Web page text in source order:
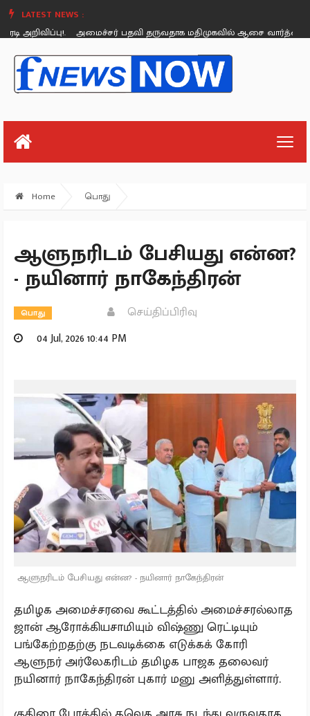
LATEST NEWS :
அமைச்சர் பதவி தருவதாக மதிமுகவில் ஆசை வார்த்தை
Friday, August 26
Home பொது
ஆளுநரிடம் பேசியது என்ன?
- நயினார் நாகேந்திரன்
பொது
செய்திப்பிரிவு
04 Jul, 2026 10:44 PM
ஆளுநரிடம் பேசியது என்ன? - நயினார் நாகேந்திரன்
தமிழக அமைச்சரவை கூட்டத்தில் அமைச்சரல்லாத
ஜான் ஆரோக்கியசாமியும் விஷ்ணு ரெட்டியும்
பங்கேற்றதற்கு நடவடிக்கை எடுக்கக் கோரி
ஆளுநர் அர்லேகரிடம் தமிழக பாஜக தலைவர்
நயினார் நாகேந்திரன் புகார் மனு அளித்துள்ளார்.